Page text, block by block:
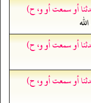
أو سمعت أو و، ح)
أو سمعت أو و، ح)
أو سمعت أو و، ح)